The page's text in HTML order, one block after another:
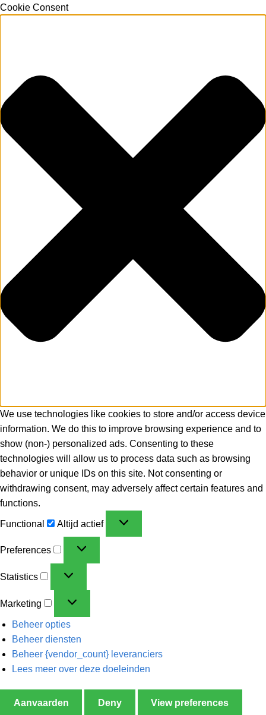
Cookie Consent
We use technologies like cookies to store and/or access device
information. We do this to improve browsing experience and to
show (non-) personalized ads. Consenting to these
technologies will allow us to process data such as browsing
behavior or unique IDs on this site. Not consenting or
withdrawing consent, may adversely affect certain features and
functions.
Functional Altijd actief
Preferences
Statistics
Marketing
Beheer opties
Beheer diensten
Beheer {vendor_count} leveranciers
Lees meer over deze doeleinden
Aanvaarden Deny View preferences